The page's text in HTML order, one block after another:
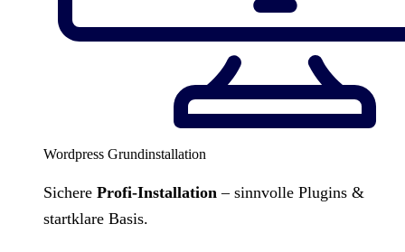
Wordpress Grundinstallation
Sichere Profi-Installation – sinnvolle Plugins &
startklare Basis.